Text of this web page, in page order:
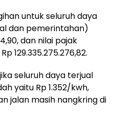
untuk seluruh daya
dan pemerintahan)
dan nilai pajak
129.335.275.276,82.
seluruh daya terjual
yaitu Rp 1.352/kwh,
jalan masih nangkring di